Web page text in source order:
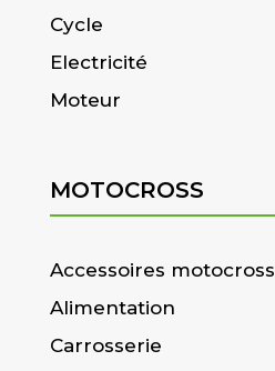
Cycle
Electricité
Moteur
MOTOCROSS
Accessoires motocross
Alimentation
Carrosserie